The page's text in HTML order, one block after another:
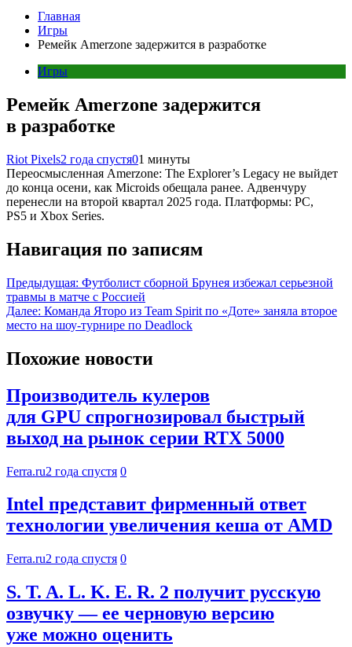
Главная
Игры
Ремейк Amerzone задержится в разработке
Игры
Ремейк Amerzone задержится
в разработке
Riot Pixels2 года спустя01 минуты
Переосмысленная Amerzone: The Explorer’s Legacy не выйдет
до конца осени, как Microids обещала ранее. Адвенчуру
перенесли на второй квартал 2025 года. Платформы: PC,
PS5 и Xbox Series.
Навигация по записям
Предыдущая: Футболист сборной Брунея избежал серьезной
травмы в матче с Россией
Далее: Команда Яторо из Team Spirit по «Доте» заняла второе
место на шоу-турнире по Deadlock
Похожие новости
Производитель кулеров
для GPU спрогнозировал быстрый
выход на рынок серии RTX 5000
Ferra.ru2 года спустя 0
Intel представит фирменный ответ
технологии увеличения кеша от AMD
Ferra.ru2 года спустя 0
S. T. A. L. K. E. R. 2 получит русскую
озвучку — ее черновую версию
уже можно оценить